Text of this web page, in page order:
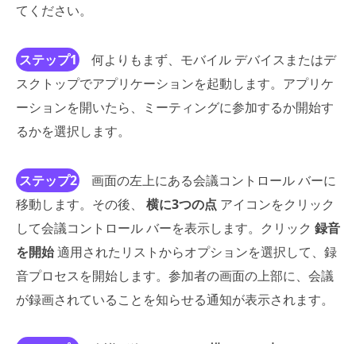
てください。
ステップ1
何よりもまず、モバイル デバイスまたはデ
スクトップでアプリケーションを起動します。アプリケ
ーションを開いたら、ミーティングに参加するか開始す
るかを選択します。
ステップ2
画面の左上にある会議コントロール バーに
移動します。その後、 横に3つの点 アイコンをクリック
して会議コントロール バーを表示します。クリック 録音
を開始適用されたリストからオプションを選択して、録
音プロセスを開始します。参加者の画面の上部に、会議
が録画されていることを知らせる通知が表示されます。